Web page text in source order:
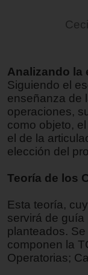
Analizando la
Siguiendo el
enseñanza de
operaciones,
como objeto,
el de la
elección del
Teoría de los
Esta teoría,
servirá de
planteados.
componen la
Operatorias;